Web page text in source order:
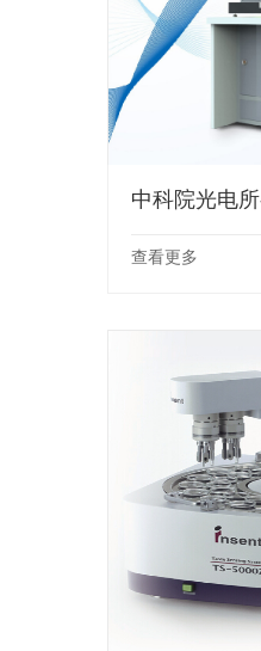
中科院光电
查看更多